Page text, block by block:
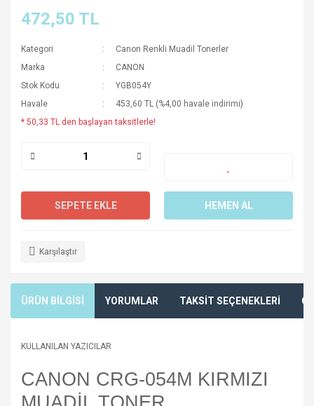
472,50 TL
Kategori
Canon Renkli Muadil Tonerler
Marka
CANON
Stok Kodu
YGB054Y
Havale
453,60 TL (%4,00 havale indirimi)
* 50,33 TL den başlayan taksitlerle!
SEPETE EKLE HEMEN AL
Karşılaştır
ÜRÜN BİLGİSİ YORUMLAR TAKSİT SEÇENEKLERİ
KULLANILAN YAZICILAR
CANON CRG-054M KIRMIZI